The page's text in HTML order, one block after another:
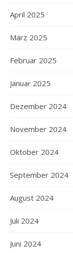
April 2025
März 2025
Februar 2025
Januar 2025
Dezember 2024
November 2024
Oktober 2024
September 2024
August 2024
Juli 2024
Juni 2024